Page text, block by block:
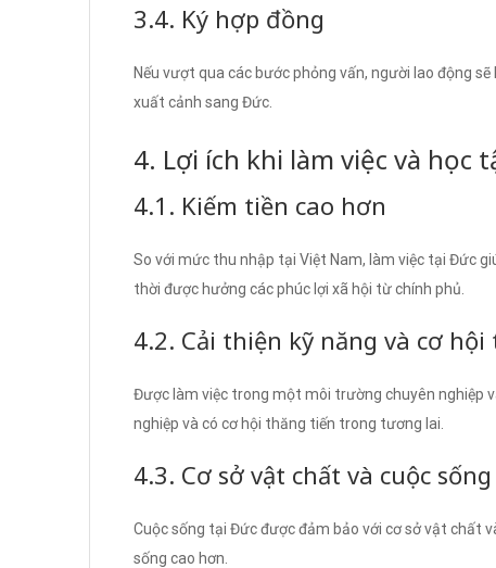
3.4. Ký hợp đồng
Nếu vượt qua các bước phỏng vấn, người lao động
xuất cảnh sang Đức.
4. Lợi ích khi làm việc và học
4.1. Kiếm tiền cao hơn
So với mức thu nhập tại Việt Nam, làm việc tại Đức
thời được hưởng các phúc lợi xã hội từ chính phủ.
4.2. Cải thiện kỹ năng và cơ
Được làm việc trong một môi trường chuyên nghiệp
nghiệp và có cơ hội thăng tiến trong tương lai.
4.3. Cơ sở vật chất và cuộc
Cuộc sống tại Đức được đảm bảo với cơ sở vật chất
sống cao hơn.